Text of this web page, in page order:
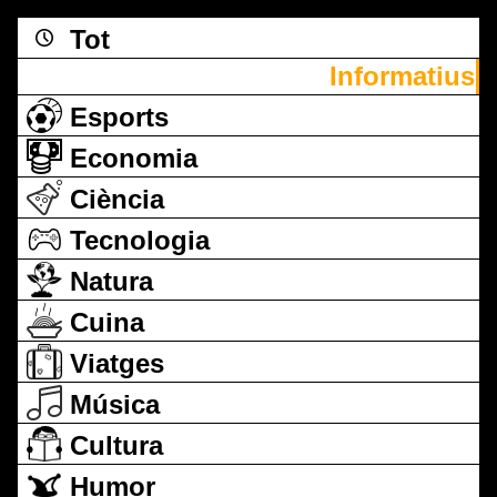
Tot
Informatius
Esports
Economia
Ciència
Tecnologia
Natura
Cuina
Viatges
Música
Cultura
Humor